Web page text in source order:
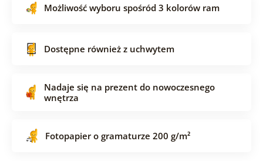
Możliwość wyboru spośród 3 kolorów ram
Dostępne również z uchwytem
Nadaje się na prezent do nowoczesnego
wnętrza
Fotopapier o gramaturze 200 g/m²